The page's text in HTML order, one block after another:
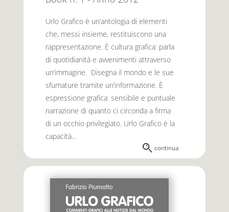
Urlo Grafico è un’antologia di elementi
che, messi insieme, restituiscono una
rappresentazione. È cultura grafica: parla
di quotidianità e avvenimenti attraverso
un’immagine. Disegna il mondo e le sue
sfumature tramite un’informazione. È
espressione grafica: sensibile e puntuale
narrazione di quanto ci circonda a firma
di un occhio privilegiato. Urlo Grafico è la
capacità...
continua